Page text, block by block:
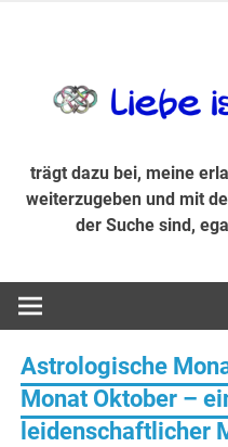
Suche sind,
trägt dazu bei, meine
weiterzugeben und mit
der Suche sind,
Astrologische
Monat Oktober –
leidenschaftlicher